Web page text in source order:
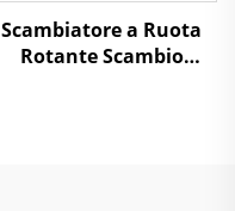
Scambiatore a Ruota
Rotante Scambio